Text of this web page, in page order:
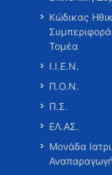
Κώδικας
Τομέα
Ι.Ι.Ε.Ν.
Π.Ο.Ν.
Π.Σ.
ΕΛ.ΑΣ.
Μονάδα